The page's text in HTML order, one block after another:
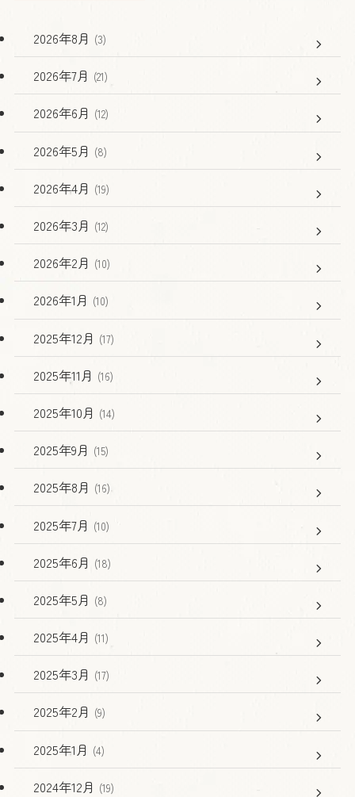
2026年8月 (3)
2026年7月 (21)
2026年6月 (12)
2026年5月 (8)
2026年4月 (19)
2026年3月 (12)
2026年2月 (10)
2026年1月 (10)
2025年12月 (17)
2025年11月 (16)
2025年10月 (14)
2025年9月 (15)
2025年8月 (16)
2025年7月 (10)
2025年6月 (18)
2025年5月 (8)
2025年4月 (11)
2025年3月 (17)
2025年2月 (9)
2025年1月 (4)
2024年12月 (19)